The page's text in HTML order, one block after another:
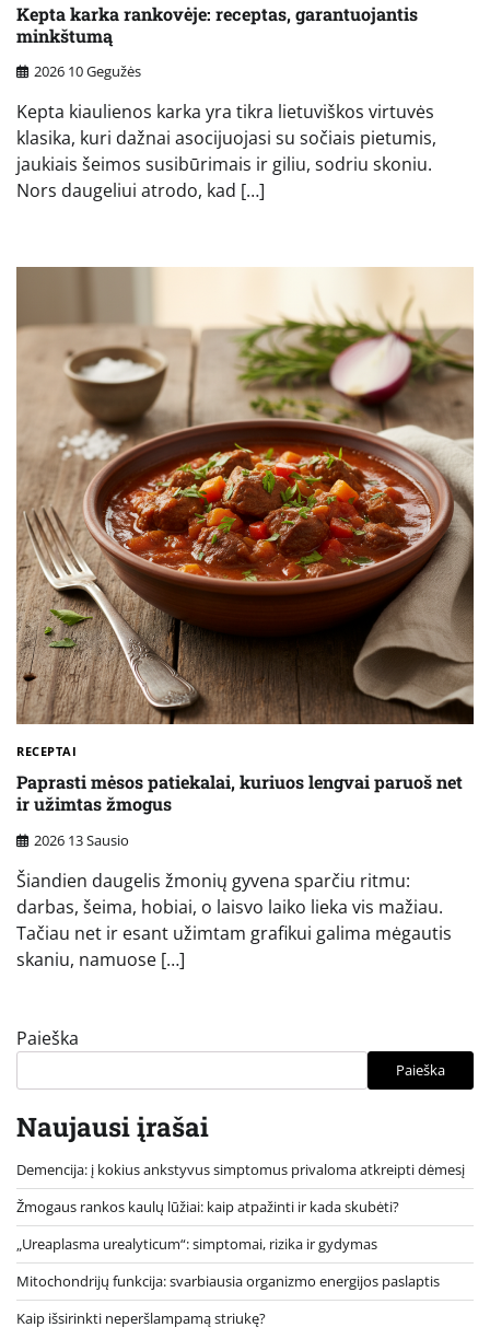
Kepta karka rankovėje: receptas, garantuojantis
minkštumą
2026 10 Gegužės
Kepta kiaulienos karka yra tikra lietuviškos virtuvės
klasika, kuri dažnai asocijuojasi su sočiais pietumis,
jaukiais šeimos susibūrimais ir giliu, sodriu skoniu.
Nors daugeliui atrodo, kad […]
RECEPTAI
Paprasti mėsos patiekalai, kuriuos lengvai paruoš net
ir užimtas žmogus
2026 13 Sausio
Šiandien daugelis žmonių gyvena sparčiu ritmu:
darbas, šeima, hobiai, o laisvo laiko lieka vis mažiau.
Tačiau net ir esant užimtam grafikui galima mėgautis
skaniu, namuose […]
Paieška
Paieška
Naujausi įrašai
Demencija: į kokius ankstyvus simptomus privaloma atkreipti dėmesį
Žmogaus rankos kaulų lūžiai: kaip atpažinti ir kada skubėti?
„Ureaplasma urealyticum“: simptomai, rizika ir gydymas
Mitochondrijų funkcija: svarbiausia organizmo energijos paslaptis
Kaip išsirinkti neperšlampamą striukę?